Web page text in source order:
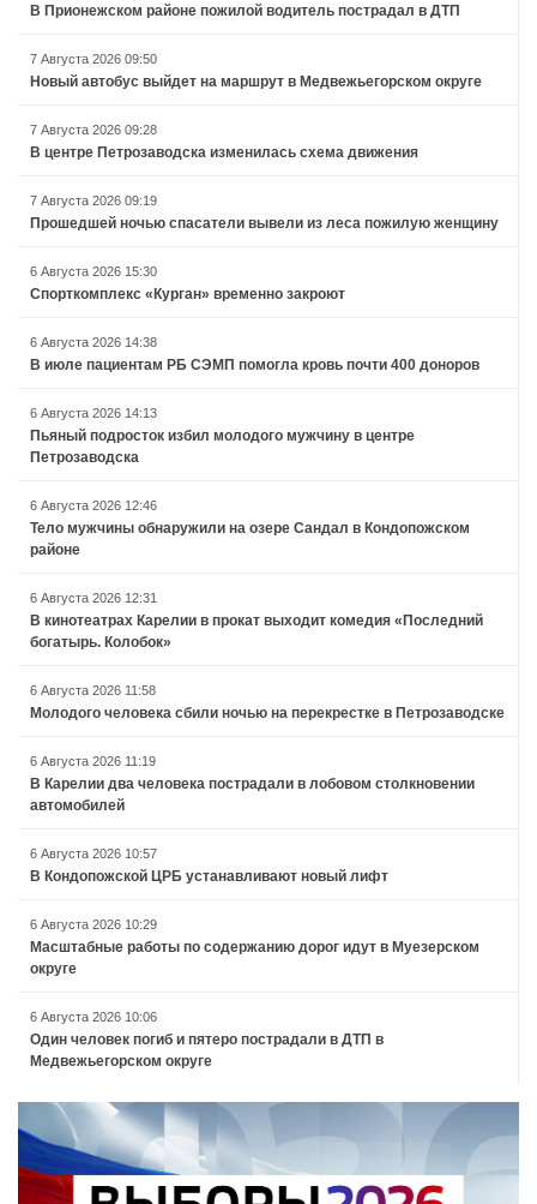
В Прионежском районе пожилой водитель пострадал в ДТП
7 Августа 2026 09:50
Новый автобус выйдет на маршрут в Медвежьегорском округе
7 Августа 2026 09:28
В центре Петрозаводска изменилась схема движения
7 Августа 2026 09:19
Прошедшей ночью спасатели вывели из леса пожилую женщину
6 Августа 2026 15:30
Спорткомплекс «Курган» временно закроют
6 Августа 2026 14:38
В июле пациентам РБ СЭМП помогла кровь почти 400 доноров
6 Августа 2026 14:13
Пьяный подросток избил молодого мужчину в центре
Петрозаводска
6 Августа 2026 12:46
Тело мужчины обнаружили на озере Сандал в Кондопожском
районе
6 Августа 2026 12:31
В кинотеатрах Карелии в прокат выходит комедия «Последний
богатырь. Колобок»
6 Августа 2026 11:58
Молодого человека сбили ночью на перекрестке в Петрозаводске
6 Августа 2026 11:19
В Карелии два человека пострадали в лобовом столкновении
автомобилей
6 Августа 2026 10:57
В Кондопожской ЦРБ устанавливают новый лифт
6 Августа 2026 10:29
Масштабные работы по содержанию дорог идут в Муезерском
округе
6 Августа 2026 10:06
Один человек погиб и пятеро пострадали в ДТП в
Медвежьегорском округе